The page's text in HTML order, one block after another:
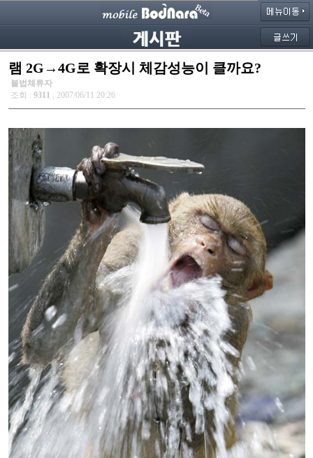
램 2G→4G로 확장시 체감성능이 클까요?
불법체류자
조회 : 9311 , 2007/06/11 20:26